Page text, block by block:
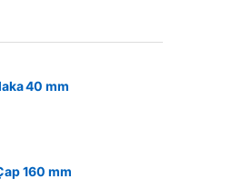
40 mm
160 mm